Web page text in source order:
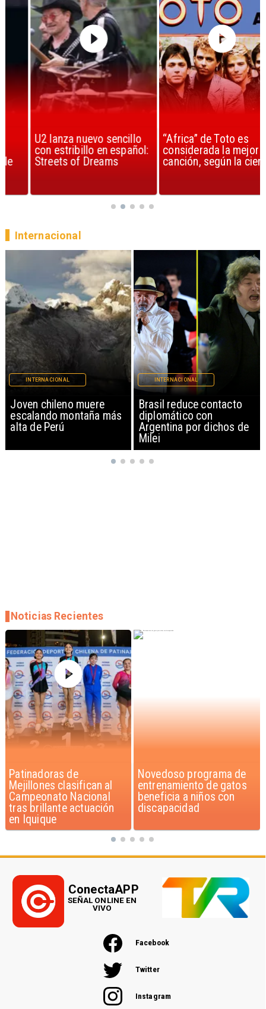
U2 lanza nuevo sencillo
con estribillo en español:
Streets of Dreams
“Africa” de Toto es
considerada la mejor
canción, según la ciencia
Brasil reduce contacto
diplomático con
Argentina por dichos de
INTERNACIONAL
China restringe
exportación de drones a
EEUU y sanciona
empresas
INTERNACIONAL
Internacional
Novedoso programa de
entrenamiento de gatos
beneficia a niños con
discapacidad
Alarmante hábito en
jóvenes de 13 a 15 años
según encuesta del
Minsal
Noticias Recientes
Facebook
Twitter
Instagram
ConectaAPP
SEÑAL ONLINE EN
VIVO